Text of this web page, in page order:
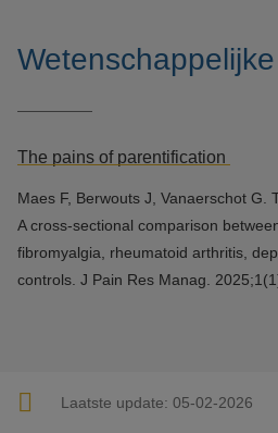
The pains of parentification
Maes F, Berwouts J, Vanaerschot G.
A cross-sectional comparison
fibromyalgia, rheumatoid arthritis,
controls. J Pain Res Manag.
Laatste update: 05-02-2026